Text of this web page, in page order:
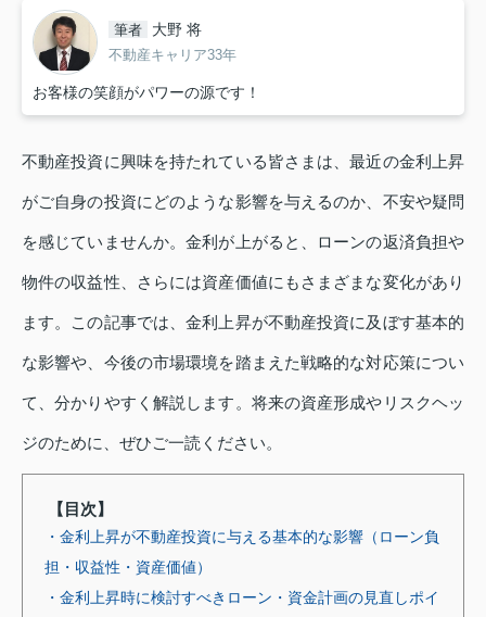
筆者 大野 将
不動産キャリア33年
お客様の笑顔がパワーの源です！
不動産投資に興味を持たれている皆さまは、最近の金利上昇
がご自身の投資にどのような影響を与えるのか、不安や疑問
を感じていませんか。金利が上がると、ローンの返済負担や
物件の収益性、さらには資産価値にもさまざまな変化があり
ます。この記事では、金利上昇が不動産投資に及ぼす基本的
な影響や、今後の市場環境を踏まえた戦略的な対応策につい
て、分かりやすく解説します。将来の資産形成やリスクヘッ
ジのために、ぜひご一読ください。
【目次】
・金利上昇が不動産投資に与える基本的な影響（ローン負
担・収益性・資産価値）
・金利上昇時に検討すべきローン・資金計画の見直しポイ